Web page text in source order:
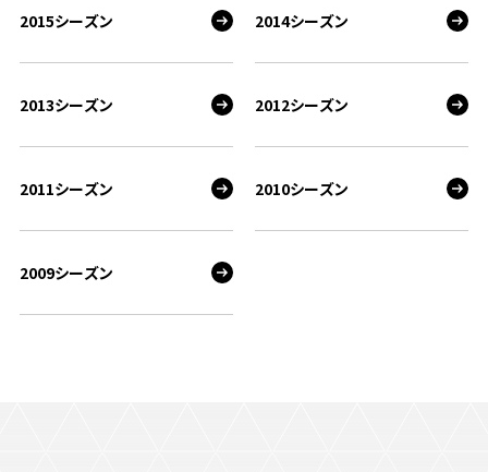
2015シーズン 2014シーズン
2013シーズン 2012シーズン
2011シーズン 2010シーズン
2009シーズン